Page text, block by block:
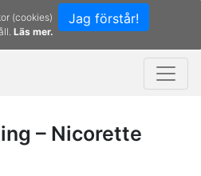
Jag förstår!
(cookies)
Läs mer.
– Nicorette